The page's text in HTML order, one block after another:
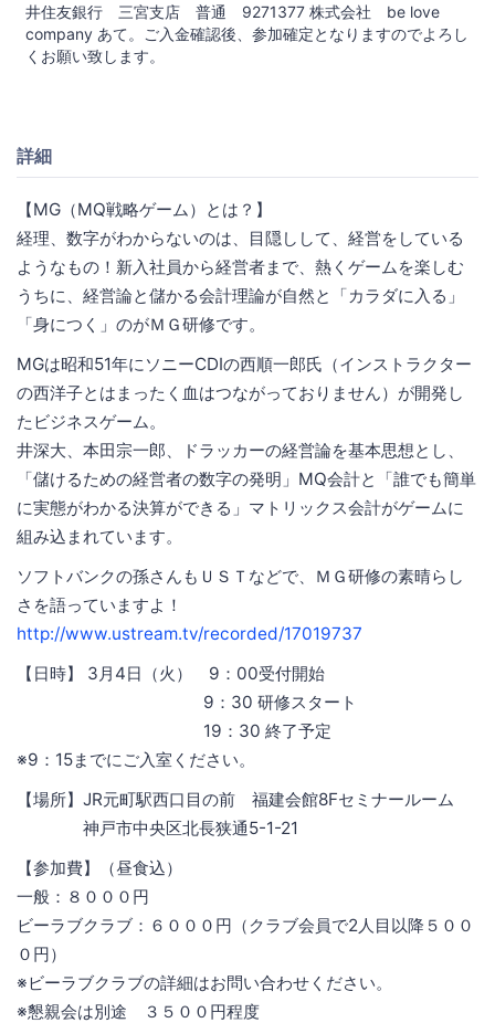
井住友銀行 三宮支店 普通 9271377 株式会社 be love
company あて。ご入金確認後、参加確定となりますのでよろし
くお願い致します。
詳細
【MG（MQ戦略ゲーム）とは？】
経理、数字がわからないのは、目隠しして、経営をしている
ようなもの！新入社員から経営者まで、熱くゲームを楽しむ
うちに、経営論と儲かる会計理論が自然と「カラダに入る」
「身につく」のがＭＧ研修です。
MGは昭和51年にソニーCDIの西順一郎氏（インストラクター
の西洋子とはまったく血はつながっておりません）が開発し
たビジネスゲーム。
井深大、本田宗一郎、ドラッカーの経営論を基本思想とし、
「儲けるための経営者の数字の発明」MQ会計と「誰でも簡単
に実態がわかる決算ができる」マトリックス会計がゲームに
組み込まれています。
ソフトバンクの孫さんもＵＳＴなどで、ＭＧ研修の素晴らし
さを語っていますよ！
http://www.ustream.tv/recorded/17019737
【日時】 3月4日（火） 9：00受付開始
9：30 研修スタート
19：30 終了予定
※9：15までにご入室ください。
【場所】JR元町駅西口目の前 福建会館8Fセミナールーム
神戸市中央区北長狭通5-1-21
【参加費】（昼食込）
一般：８０００円
ビーラブクラブ：６０００円（クラブ会員で2人目以降５００
０円）
※ビーラブクラブの詳細はお問い合わせください。
※懇親会は別途 ３５００円程度